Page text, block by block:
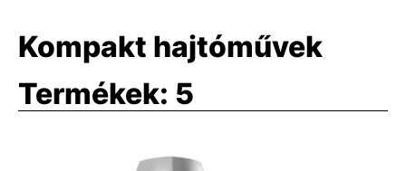
Kompakt hajtóművek
Termékek: 5